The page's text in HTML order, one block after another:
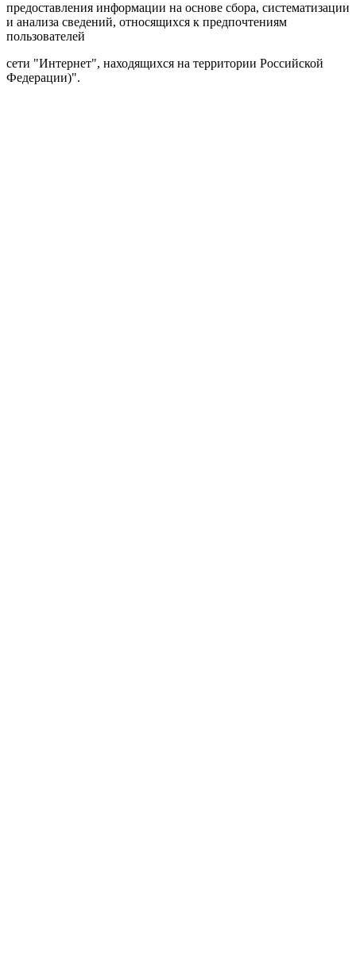
предоставления информации на основе сбора, систематизации
и анализа сведений, относящихся к предпочтениям
пользователей
сети "Интернет", находящихся на территории Российской
Федерации)".